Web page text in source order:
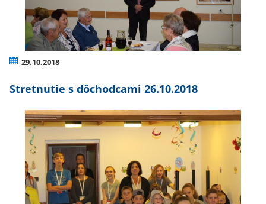
29.10.2018
Stretnutie s dôchodcami 26.10.2018